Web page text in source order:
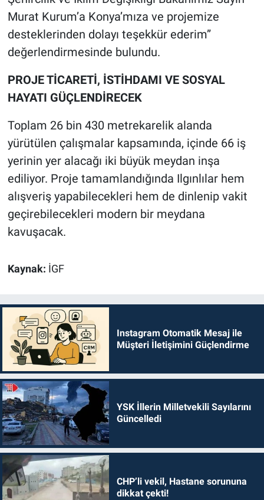
Murat Kurum’a Konya’mıza ve projemize
desteklerinden dolayı teşekkür ederim”
değerlendirmesinde bulundu.
PROJE TİCARETİ, İSTİHDAMI VE SOSYAL
HAYATI GÜÇLENDİRECEK
Toplam 26 bin 430 metrekarelik alanda
yürütülen çalışmalar kapsamında, içinde 66 iş
yerinin yer alacağı iki büyük meydan inşa
ediliyor. Proje tamamlandığında Ilgınlılar hem
alışveriş yapabilecekleri hem de dinlenip vakit
geçirebilecekleri modern bir meydana
kavuşacak.
Kaynak: İGF
Instagram Otomatik Mesaj ile
Müşteri İletişimini Güçlendirme
YSK İllerin Milletvekili Sayılarını
Güncelledi
CHP’li vekil, Hastane sorununa
dikkat çekti!